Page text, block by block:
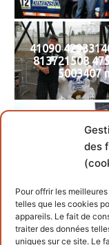
des
Pour offrir les
telles que les cookies
appareils. Le fait de
traiter des données
uniques sur ce site. Le
41090
813721508
5003407 n
41185
813721508
7065183
gp3r 2010